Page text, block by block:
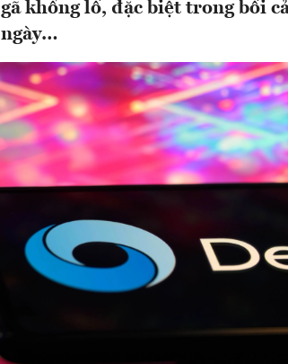
gã khổng lồ, đặc biệt trong bối
ngày…